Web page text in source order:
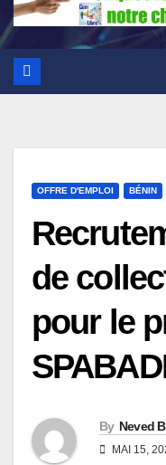
OFFRE D'EMPLOI BÉNIN
de
pour le
By Neved
MAI 15,